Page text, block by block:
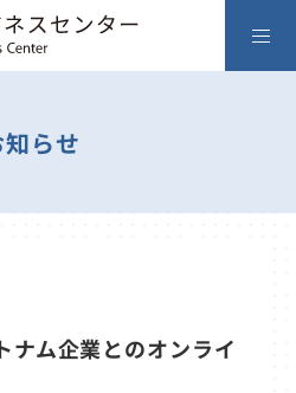
らせ
ム企業とのオンライ